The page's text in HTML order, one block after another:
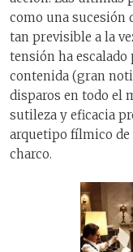
como una sucesión
tan previsible a la
tensión ha
contenida (gran
disparos en todo el
sutileza y eficacia
arquetipo fílmico de
charco.